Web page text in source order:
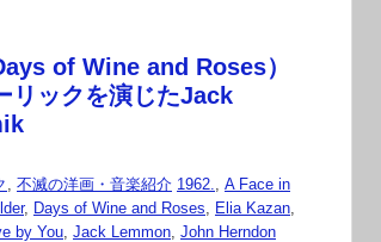
of Wine and Roses）
リックを演じたJack
, 不滅の洋画・音楽紹介 1962., A Face in
, Days of Wine and Roses, Elia Kazan,
by You, Jack Lemmon, John Herndon